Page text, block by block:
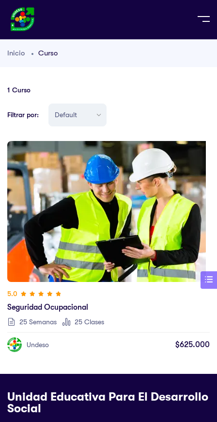
Inicio Curso
1 Curso
Filtrar por:
5.0
Seguridad Ocupacional
25 Semanas 25 Clases
Undeso $625.000
Unidad Educativa Para El Desarrollo
Social